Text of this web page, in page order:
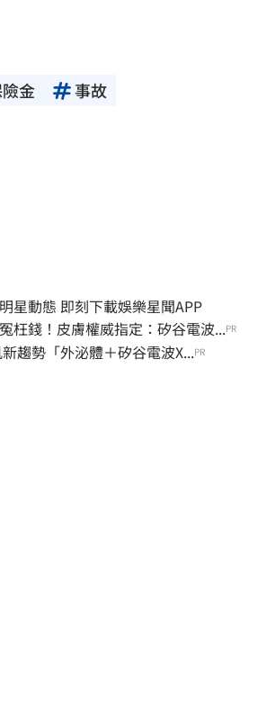
金 事故
一手掌握明星動態 即刻下載娛樂星聞APP
枉錢！皮膚權威指定：矽谷電波...PR
趨勢「外泌體＋矽谷電波X...PR